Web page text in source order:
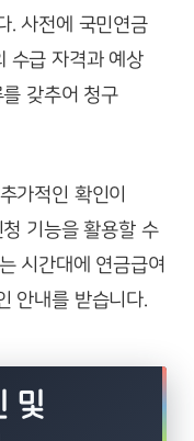
. 사전에 국민연금
수급 자격과 예상
갖추어 청구
가적인 확인이
기능을 활용할 수
시간대에 연금급여
안내를 받습니다.
및